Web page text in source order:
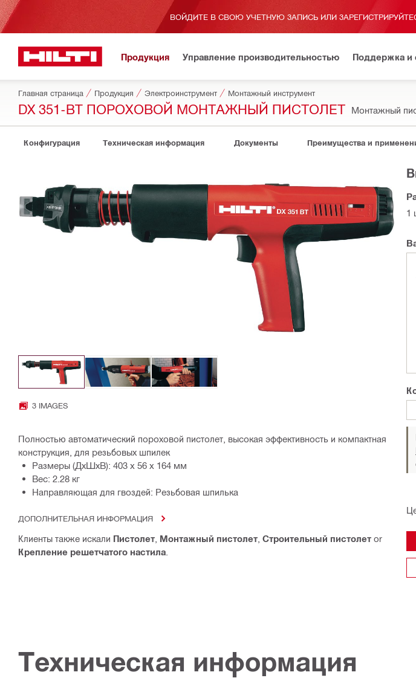
ВОЙДИТЕ В СВОЮ УЧЕТНУЮ ЗАПИСЬ ИЛИ
Продукция Управление производительностью Поддержка и
Главная страница Продукция Электроинструмент Монтажный инструмент
DX 351-BT ПОРОХОВОЙ МОНТАЖНЫЙ ПИСТОЛЕТ Монтажный
Конфигурация Техническая информация Документы Преимущества и
3 IMAGES
Полностью автоматический пороховой пистолет, высокая эффективность и компактная
конструкция, для резьбовых шпилек
Размеры (ДхШхВ): 403 x 56 x 164 мм
Вес: 2.28 кг
Направляющая для гвоздей: Резьбовая шпилька
ДОПОЛНИТЕЛЬНАЯ ИНФОРМАЦИЯ
Клиенты также искали Пистолет Монтажный пистолет Строительный пистолет or
Крепление решетчатого настила
1
Техническая информация